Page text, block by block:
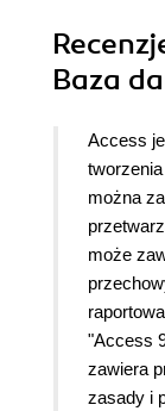
Baza
Access
można
może
"Access
zawiera
zasady i